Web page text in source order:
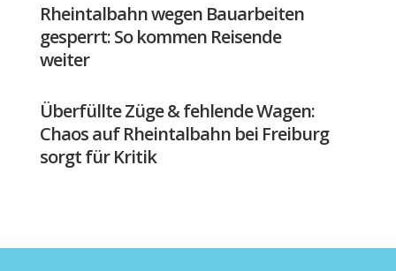
Rheintalbahn wegen Bauarbeiten
gesperrt: So kommen Reisende
weiter
Überfüllte Züge & fehlende Wagen:
Chaos auf Rheintalbahn bei Freiburg
sorgt für Kritik